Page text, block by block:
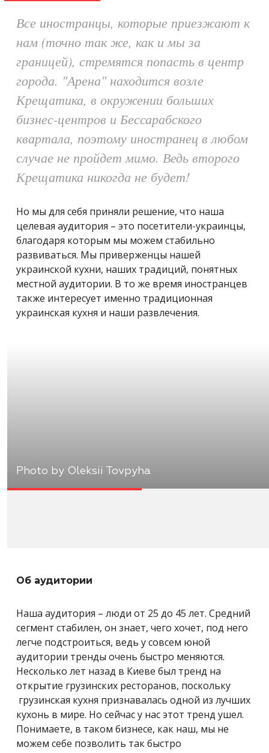
Все иностранцы, которые приезжают к
нам (точно так же, как и мы за
границей), стремятся попасть в центр
города. "Арена" находится возле
Крещатика, в окружении больших
бизнес-центров и Бессарабского
квартала, поэтому иностранец в любом
случае не пройдет мимо. Ведь второго
Крещатика никогда не будет!
Но мы для себя приняли решение, что наша
целевая аудитория – это посетители-украинцы,
благодаря которым мы можем стабильно
развиваться. Мы приверженцы нашей
украинской кухни, наших традиций, понятных
местной аудитории. В то же время иностранцев
также интересует именно традиционная
украинская кухня и наши развлечения.
Photo by Oleksii Tovpyha
Об аудитории
Наша аудитория – люди от 25 до 45 лет. Средний
сегмент стабилен, он знает, чего хочет, под него
легче подстроиться, ведь у совсем юной
аудитории тренды очень быстро меняются.
Несколько лет назад в Киеве был тренд на
открытие грузинских ресторанов, поскольку
грузинская кухня признавалась одной из лучших
кухонь в мире. Но сейчас у нас этот тренд ушел.
Понимаете, в таком бизнесе, как наш, мы не
можем себе позволить так быстро